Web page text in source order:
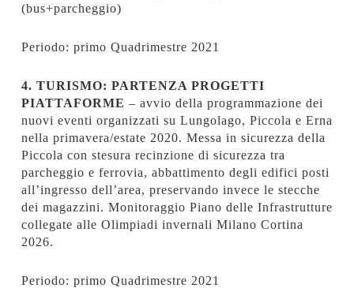
(bus+parcheggio)
Periodo: primo Quadrimestre 2021
4. TURISMO: PARTENZA PROGETTI
PIATTAFORME – avvio della programmazione dei
nuovi eventi organizzati su Lungolago, Piccola e Erna
nella primavera/estate 2020. Messa in sicurezza della
Piccola con stesura recinzione di sicurezza tra
parcheggio e ferrovia, abbattimento degli edifici posti
all’ingresso dell’area, preservando invece le stecche
dei magazzini. Monitoraggio Piano delle Infrastrutture
collegate alle Olimpiadi invernali Milano Cortina
2026.
Periodo: primo Quadrimestre 2021